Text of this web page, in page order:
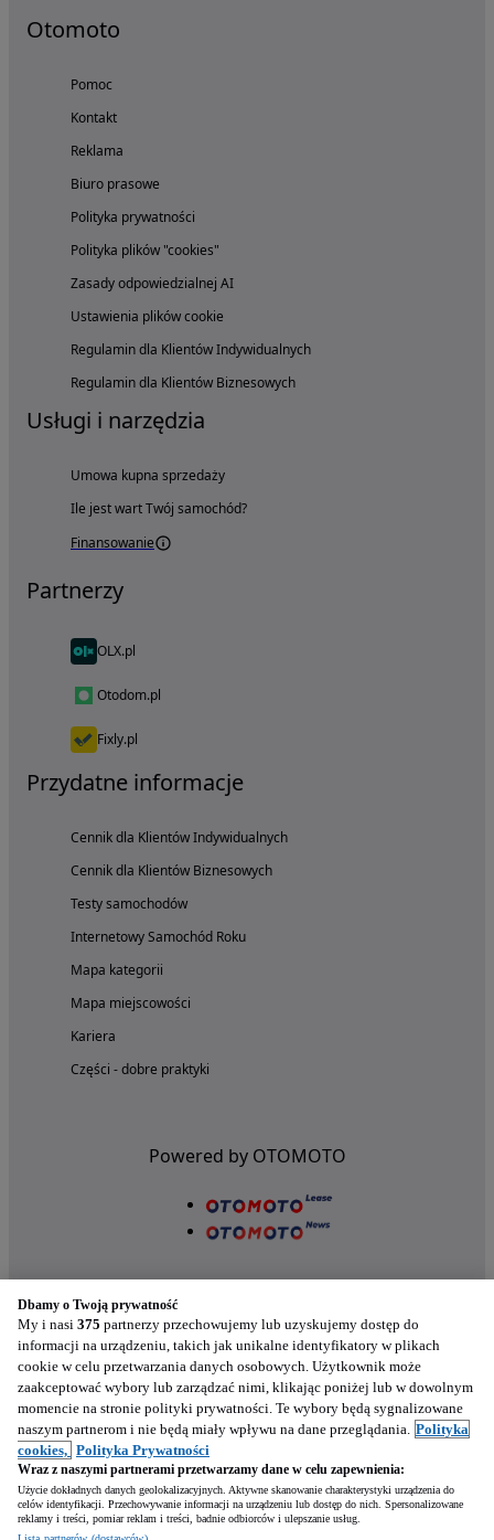
Napisz
Otomoto
Pomoc
Kontakt
Reklama
Biuro prasowe
Polityka prywatności
Polityka plików "cookies"
Zasady odpowiedzialnej AI
Ustawienia plików cookie
Regulamin dla Klientów Indywidualnych
Regulamin dla Klientów Biznesowych
Usługi i narzędzia
Umowa kupna sprzedaży
Ile jest wart Twój samochód?
Finansowanie
Partnerzy
OLX.pl
Otodom.pl
Fixly.pl
Przydatne informacje
Cennik dla Klientów Indywidualnych
Cennik dla Klientów Biznesowych
Testy samochodów
Internetowy Samochód Roku
Mapa kategorii
Mapa miejscowości
Kariera
Części - dobre praktyki
Powered by OTOMOTO
Nasze aplikacje w twoim telefonie
Dbamy o Twoją prywatność
My i nasi 375 partnerzy przechowujemy lub uzyskujemy dostęp do
informacji na urządzeniu, takich jak unikalne identyfikatory w plikach
cookie w celu przetwarzania danych osobowych. Użytkownik może
zaakceptować wybory lub zarządzać nimi, klikając poniżej lub w dowolnym
momencie na stronie polityki prywatności. Te wybory będą sygnalizowane
naszym partnerom i nie będą miały wpływu na dane przeglądania. Polityka
cookies, Polityka Prywatności
Wraz z naszymi partnerami przetwarzamy dane w celu zapewnienia:
Użycie dokładnych danych geolokalizacyjnych. Aktywne skanowanie charakterystyki urządzenia do
celów identyfikacji. Przechowywanie informacji na urządzeniu lub dostęp do nich. Spersonalizowane
reklamy i treści, pomiar reklam i treści, badnie odbiorców i ulepszanie usług.